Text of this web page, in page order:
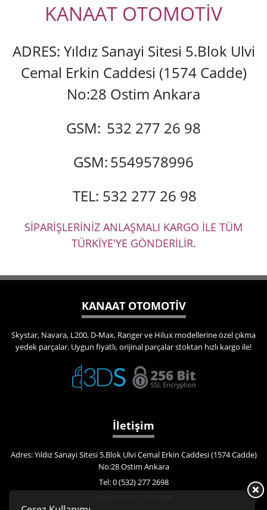
KANAAT OTOMOTİV
ADRES: Yıldız Sanayi Sitesi 5.Blok Ulvi
Cemal Erkin Caddesi (1574 Cadde)
No:28 Ostim Ankara
GSM: 532 277 26 98
GSM:5549578996
TEL: 532 277 26 98
SİPARİŞLERİNİZ ANLAŞMALI KARGO İLE TÜM
TÜRKİYE'YE GÖNDERİLİR.
KANAAT OTOMOTİV
Skystar, Navara, L200, D-Max, Ranger ve Hilux modellerine özel çıkma
yedek parçalar. Uygun fiyatlı, orijinal parçalar stoktan hızlı kargo ile!
İletişim
Adres: Yıldız Sanayi Sitesi 5.Blok Ulvi Cemal Erkin Caddesi (1574 Cadde)
No:28 Ostim Ankara
Tel: 0 (532) 277 2698